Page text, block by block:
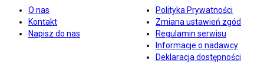
O nas
Kontakt
Napisz do nas
Polityka Prywatności
Zmiana ustawień zgód
Regulamin serwisu
Informacje o nadawcy
Deklaracja dostępności